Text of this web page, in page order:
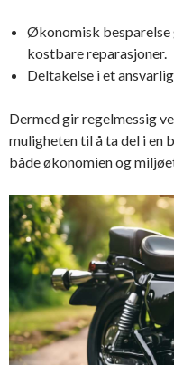
Økonomisk besparelse
kostbare reparasjoner.
Deltakelse i et
Dermed gir regelmessig
muligheten til å ta del i
både økonomien og